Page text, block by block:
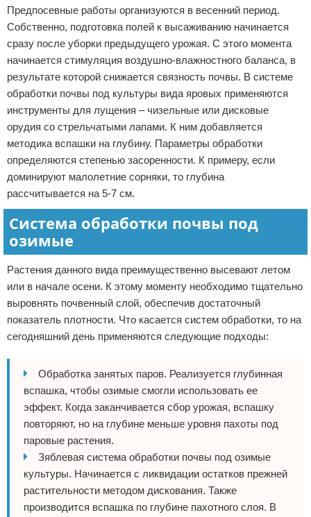
Предпосевные работы организуются в весенний период.
Собственно, подготовка полей к высаживанию начинается
сразу после уборки предыдущего урожая. С этого момента
начинается стимуляция воздушно-влажностного баланса, в
результате которой снижается связность почвы. В системе
обработки почвы под культуры вида яровых применяются
инструменты для лущения – чизельные или дисковые
орудия со стрельчатыми лапами. К ним добавляется
методика вспашки на глубину. Параметры обработки
определяются степенью засоренности. К примеру, если
доминируют малолетние сорняки, то глубина
рассчитывается на 5-7 см.
Система обработки почвы под
озимые
Растения данного вида преимущественно высевают летом
или в начале осени. К этому моменту необходимо тщательно
выровнять почвенный слой, обеспечив достаточный
показатель плотности. Что касается систем обработки, то на
сегодняшний день применяются следующие подходы:
Обработка занятых паров. Реализуется глубинная
вспашка, чтобы озимые смогли использовать ее
эффект. Когда заканчивается сбор урожая, вспашку
повторяют, но на глубине меньше уровня пахоты под
паровые растения.
Зяблевая система обработки почвы под озимые
культуры. Начинается с ликвидации остатков прежней
растительности методом дискования. Также
производится вспашка по глубине пахотного слоя. В